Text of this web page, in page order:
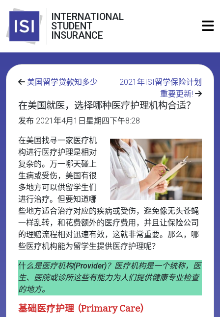
INTERNATIONAL
STUDENT
INSURANCE
美国留学贷款知多少
2021年ISI留学保险计划
重要更新!
在美国就医，选择哪种医疗护理机构合适？
发布 2021年4月1日星期四下午8:28
在美国找寻一家医疗机
构进行医疗护理是相对
复杂的。万一哪天碰上
生病或受伤，美国有很
多地方可以供留学生们
进行治疗。但要知道哪
些地方适合治疗对应的疾病或受伤，避免像无头苍蝇
一样乱转，和花费额外的医疗费用，并且让保险公司
的理赔流程相对迅速有效，这就非常重要。那么，哪
些医疗机构能为留学生提供医疗护理呢？
什么是医疗机构(Provider)？ 医疗机构是一个统称，医
生、医院或诊所这些有能力为人们提供健康专业检查
的地方。
基础医疗护理 (Primary Care)